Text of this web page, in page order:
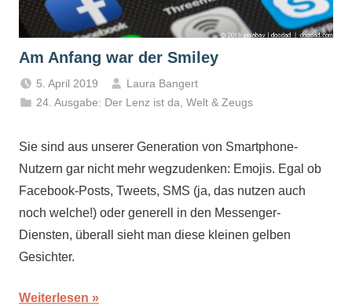
Am Anfang war der Smiley
5. April 2019
Laura Bangert
24. Ausgabe: Der Lenz ist da,Welt & Zeugs
Sie sind aus unserer Generation von Smartphone-
Nutzern gar nicht mehr wegzudenken: Emojis. Egal ob
Facebook-Posts, Tweets, SMS (ja, das nutzen auch
noch welche!) oder generell in den Messenger-
Diensten, überall sieht man diese kleinen gelben
Gesichter.
Weiterlesen